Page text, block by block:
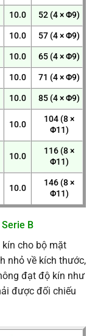
10.0
52 (4 × Φ9)
10.0
57 (4 × Φ9)
10.0
65 (4 × Φ9)
10.0
71 (4 × Φ9)
10.0 85 (4 × Φ9)
10.0
104 (8 ×
Φ11)
10.0
116 (8 ×
Φ11)
10.0
146 (8 ×
Φ11)
B
kín cho bộ mặt
nhỏ về kích thước,
đạt độ kín như
được đối chiếu